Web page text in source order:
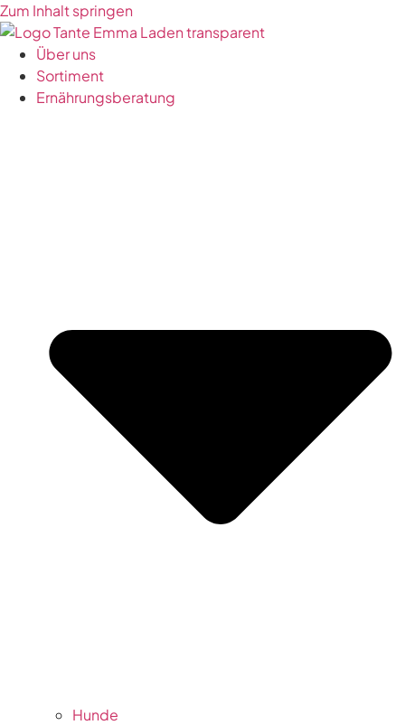
Zum Inhalt springen
Über uns
Sortiment
Ernährungsberatung
Hunde